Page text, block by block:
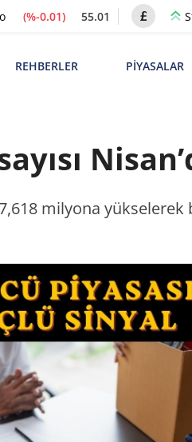
(%-0.01) 55.01
REHBERLER PİYASALAR
milyona